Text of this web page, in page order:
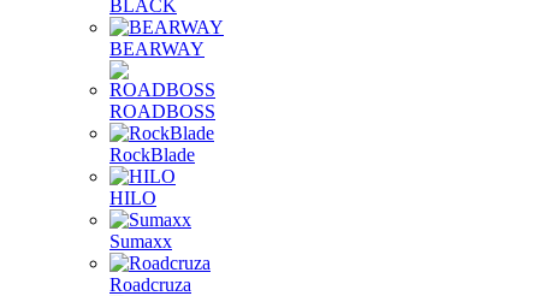
BLACK
BEARWAY
ROADBOSS
RockBlade
HILO
Sumaxx
Roadcruza